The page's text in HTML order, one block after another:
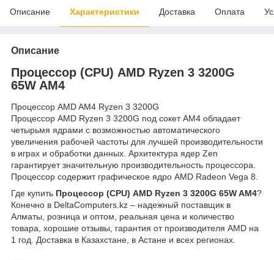
Описание Характеристики Доставка Оплата
Описание
Процессор (CPU) AMD Ryzen 3 3200G
65W AM4
Процессор AMD AM4 Ryzen 3 3200G
Процессор AMD Ryzen 3 3200G под сокет AM4 обладает
четырьмя ядрами с возможностью автоматического
увеличения рабочей частоты для лучшей производительности
в играх и обработки данных. Архитектура ядер Zen
гарантирует значительную производительность процессора.
Процессор содержит графическое ядро AMD Radeon Vega 8.
Где купить Процессор (CPU) AMD Ryzen 3 3200G 65W AM4?
Конечно в DeltaComputers.kz – надежный поставщик в
Алматы, розница и оптом, реальная цена и количество
товара, хорошие отзывы, гарантия от производителя AMD на
1 год. Доставка в Казахстане, в Астане и всех регионах.